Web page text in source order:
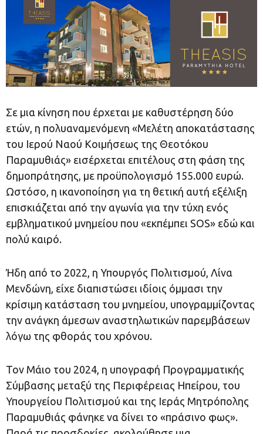
Σε μια κίνηση που έρχεται με καθυστέρηση δύο
ετών, η πολυαναμενόμενη «Μελέτη αποκατάστασης
του Ιερού Ναού Κοιμήσεως της Θεοτόκου
Παραμυθιάς» εισέρχεται επιτέλους στη φάση της
δημοπράτησης, με προϋπολογισμό 155.000 ευρώ.
Ωστόσο, η ικανοποίηση για τη θετική αυτή εξέλιξη
επισκιάζεται από την αγωνία για την τύχη ενός
εμβληματικού μνημείου που «εκπέμπει SOS» εδώ και
πολύ καιρό.
Ήδη από το 2022, η Υπουργός Πολιτισμού, Λίνα
Μενδώνη, είχε διαπιστώσει ιδίοις όμμασι την
κρίσιμη κατάσταση του μνημείου, υπογραμμίζοντας
την ανάγκη άμεσων αναστηλωτικών παρεμβάσεων
λόγω της φθοράς του χρόνου.
Τον Μάιο του 2024, η υπογραφή Προγραμματικής
Σύμβασης μεταξύ της Περιφέρειας Ηπείρου, του
Υπουργείου Πολιτισμού και της Ιεράς Μητρόπολης
Παραμυθιάς φάνηκε να δίνει το «πράσινο φως».